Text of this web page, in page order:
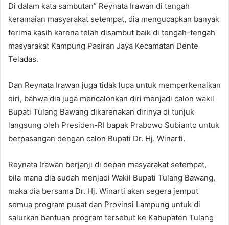
Di dalam kata sambutan” Reynata Irawan di tengah
keramaian masyarakat setempat, dia mengucapkan banyak
terima kasih karena telah disambut baik di tengah-tengah
masyarakat Kampung Pasiran Jaya Kecamatan Dente
Teladas.
Dan Reynata Irawan juga tidak lupa untuk memperkenalkan
diri, bahwa dia juga mencalonkan diri menjadi calon wakil
Bupati Tulang Bawang dikarenakan dirinya di tunjuk
langsung oleh Presiden-RI bapak Prabowo Subianto untuk
berpasangan dengan calon Bupati Dr. Hj. Winarti.
Reynata Irawan berjanji di depan masyarakat setempat,
bila mana dia sudah menjadi Wakil Bupati Tulang Bawang,
maka dia bersama Dr. Hj. Winarti akan segera jemput
semua program pusat dan Provinsi Lampung untuk di
salurkan bantuan program tersebut ke Kabupaten Tulang